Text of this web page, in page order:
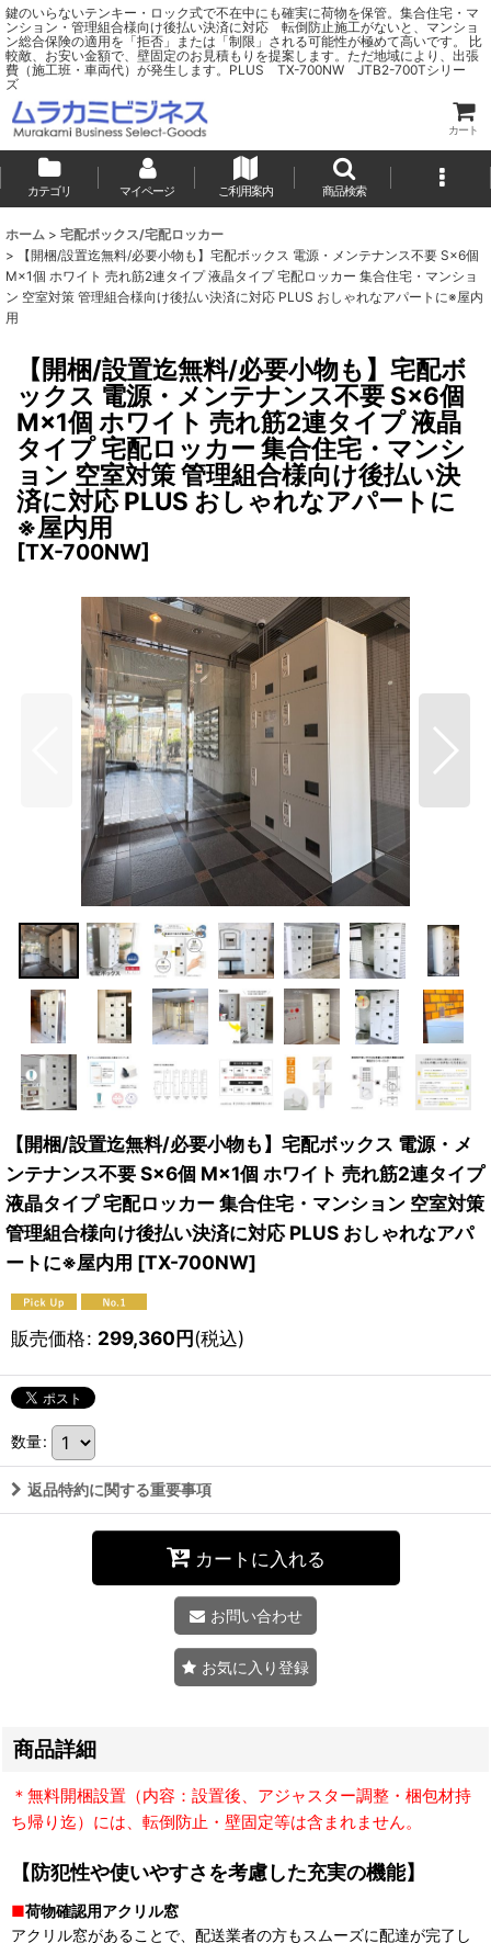
鍵のいらないテンキー・ロック式で不在中にも確実に荷物を保管。集合住宅・マ
ンション・管理組合様向け後払い決済に対応 転倒防止施工がないと、マンショ
ン総合保険の適用を「拒否」または「制限」される可能性が極めて高いです。 比
較敵、お安い金額で、壁固定のお見積もりを提案します。ただ地域により、出張
費（施工班・車両代）が発生します。PLUS TX-700NW JTB2-700Tシリー
ズ
カート
カテゴリ マイページ ご利用案内 商品検索
ホーム > 宅配ボックス/宅配ロッカー
>
【開梱/設置迄無料/必要小物も】宅配ボックス 電源・メンテナンス不要 S×6個
M×1個 ホワイト 売れ筋2連タイプ 液晶タイプ 宅配ロッカー 集合住宅・マンショ
ン 空室対策 管理組合様向け後払い決済に対応 PLUS おしゃれなアパートに※屋内
用
【開梱/設置迄無料/必要小物も】宅配ボ
ックス 電源・メンテナンス不要 S×6個
M×1個 ホワイト 売れ筋2連タイプ 液晶
タイプ 宅配ロッカー 集合住宅・マンシ
ョン 空室対策 管理組合様向け後払い決
済に対応 PLUS おしゃれなアパートに
※屋内用
[TX-700NW]
【開梱/設置迄無料/必要小物も】宅配ボックス 電源・メ
ンテナンス不要 S×6個 M×1個 ホワイト 売れ筋2連タイプ
液晶タイプ 宅配ロッカー 集合住宅・マンション 空室対策
管理組合様向け後払い決済に対応 PLUS おしゃれなアパ
ートに※屋内用 [TX-700NW]
販売価格: 299,360円(税込)
数量:
返品特約に関する重要事項
カートに入れる
お問い合わせ
お気に入り登録
商品詳細
＊無料開梱設置（内容：設置後、アジャスター調整・梱包材持
ち帰り迄）には、転倒防止・壁固定等は含まれません。
【防犯性や使いやすさを考慮した充実の機能】
■荷物確認用アクリル窓
アクリル窓があることで、配送業者の方もスムーズに配達が完了し